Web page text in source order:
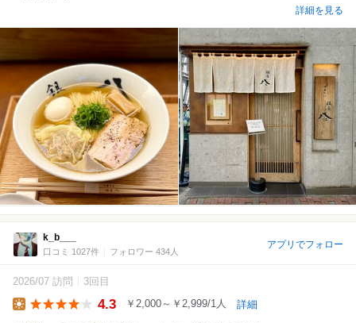
詳細を見る
k_b___
口コミ 1027件 フォロワー 434人
アプリでフォロー
2026/07 訪問 3回目
4.3 ￥2,000～￥2,999/1人 詳細